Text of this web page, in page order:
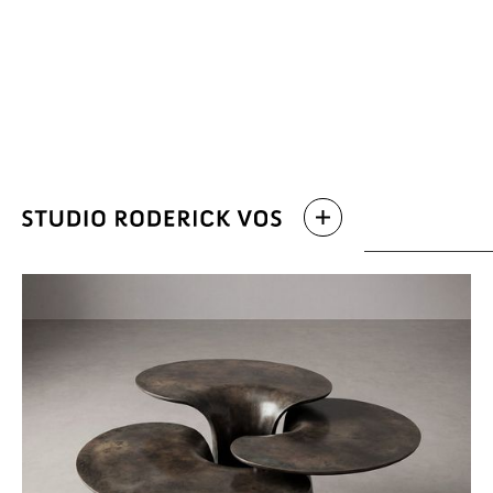
Verhalen